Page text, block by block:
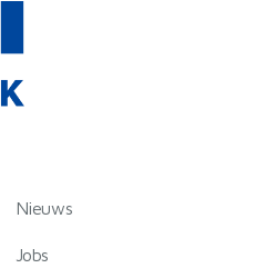
Nieuws
Jobs